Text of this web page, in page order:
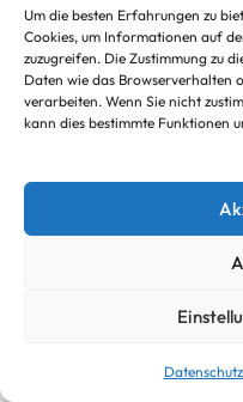
Um die besten Erfahrungen zu
Cookies, um Informationen auf
zuzugreifen. Die Zustimmung zu
Daten wie das Browserverhalten
verarbeiten. Wenn Sie nicht
kann dies bestimmte Funktionen
Berechnung und
Die
Baustein für Ihre
Rechnung
meist digital per
wie lange dauert
guten